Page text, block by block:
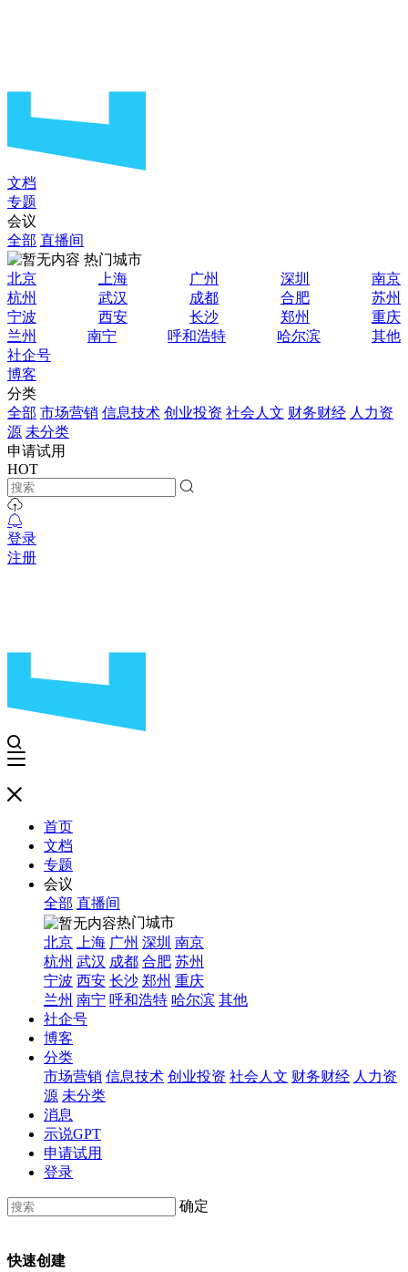
文档
专题
会议
全部 直播间
热门城市
北京
上海 广州 深圳
南京
杭州
武汉 成都 合肥
苏州
宁波
西安 长沙 郑州
重庆
兰州
南宁 呼和浩特 哈尔滨
其他
社企号
博客
分类
全部 市场营销 信息技术 创业投资 社会人文 财务财经 人力资
源 未分类
申请试用
HOT
登录
注册
首页
文档
专题
会议
全部 直播间
热门城市
北京
上海 广州 深圳 南京
杭州 武汉 成都 合肥 苏州
宁波 西安 长沙 郑州 重庆
兰州 南宁 呼和浩特 哈尔滨 其他
社企号
博客
分类
市场营销 信息技术 创业投资 社会人文 财务财经 人力资
源 未分类
消息
示说GPT
申请试用
登录
确定
快速创建